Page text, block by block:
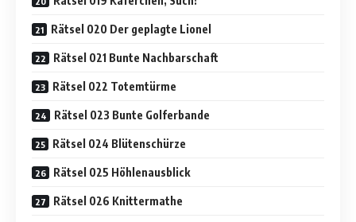
Rätsel 020 Der geplagte Lionel
Rätsel 021 Bunte Nachbarschaft
Rätsel 022 Totemtürme
Rätsel 023 Bunte Golferbande
Rätsel 024 Blütenschürze
Rätsel 025 Höhlenausblick
Rätsel 026 Knittermathe